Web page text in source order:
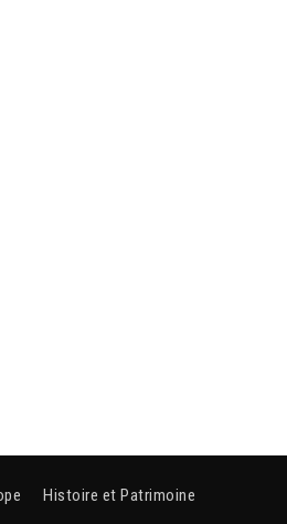
Histoire et Patrimoine